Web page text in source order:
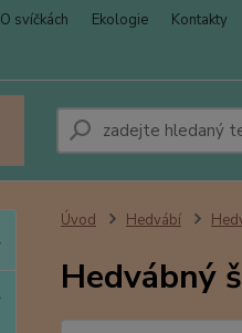
O svíčkách Ekologie Kontakty
Úvod Hedvábí
Hedvábný